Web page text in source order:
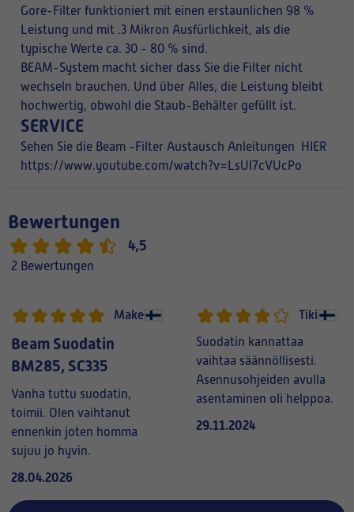
Gore-Filter funktioniert mit einen erstaunlichen 98 %
Leistung und mit .3 Mikron Ausfürlichkeit, als die
typische Werte ca. 30 - 80 % sind.
BEAM-System macht sicher dass Sie die Filter nicht
wechseln brauchen. Und über Alles, die Leistung bleibt
hochwertig, obwohl die Staub-Behälter gefüllt ist.
SERVICE
Sehen Sie die Beam -Filter Austausch Anleitungen
HIER
https://www.youtube.com/watch?v=LsUl7cVUcPo
Bewertungen
4,5
2 Bewertungen
Make
Beam Suodatin
BM285, SC335
Vanha tuttu suodatin,
toimii. Olen vaihtanut
ennenkin joten homma
sujuu jo hyvin.
28.04.2026
Tiki
Suodatin kannattaa
vaihtaa säännöllisesti.
Asennusohjeiden avulla
asentaminen oli helppoa.
29.11.2024